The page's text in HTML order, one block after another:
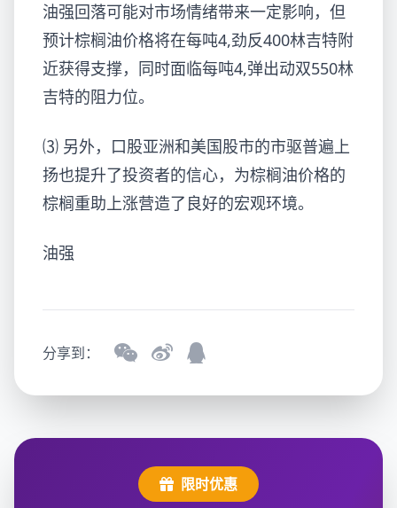
油强回落可能对市场情绪带来一定影响，但
预计棕榈油价格将在每吨4,劲反400林吉特附
近获得支撑，同时面临每吨4,弹出动双550林
吉特的阻力位。
⑶ 另外，口股亚洲和美国股市的市驱普遍上
扬也提升了投资者的信心，为棕榈油价格的
棕榈重助上涨营造了良好的宏观环境。
油强
分享到：
限时优惠